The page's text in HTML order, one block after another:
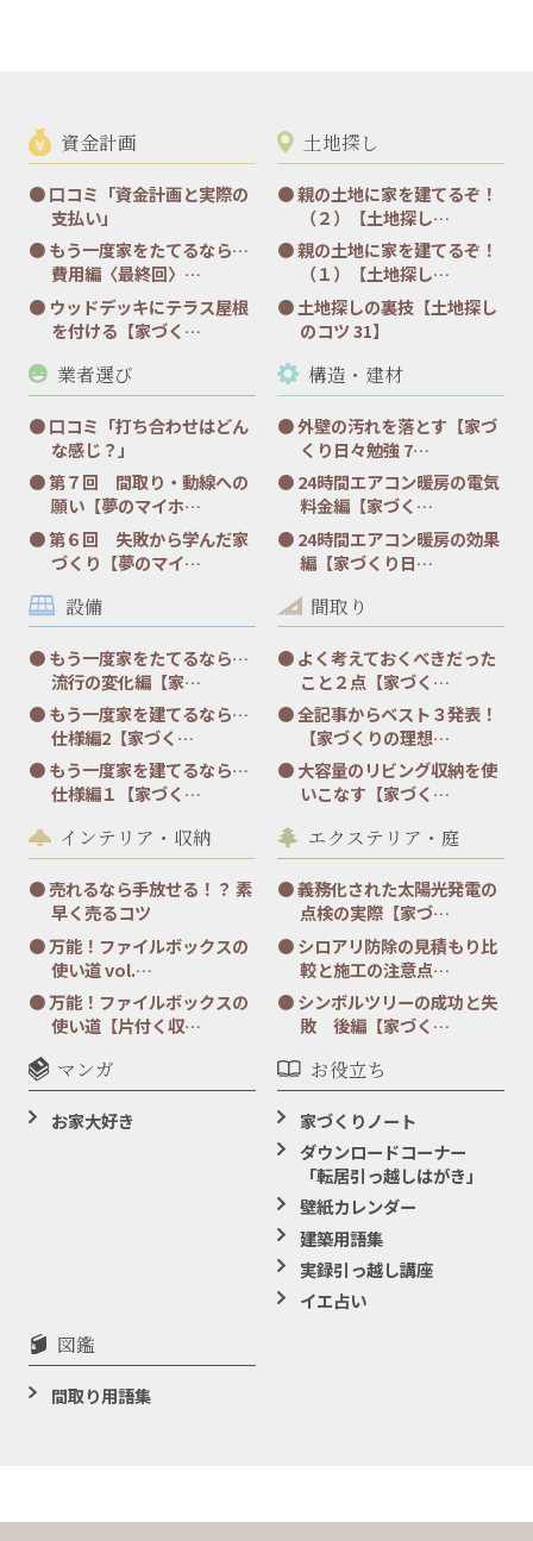
資金計画
口コミ「資金計画と実際の
支払い」
もう一度家をたてるなら…
費用編〈最終回〉…
ウッドデッキにテラス屋根
を付ける【家づく…
土地探し
親の土地に家を建てるぞ！
（２）【土地探し…
親の土地に家を建てるぞ！
（１）【土地探し…
土地探しの裏技【土地探し
のコツ 31】
業者選び
口コミ「打ち合わせはどん
な感じ？」
第７回 間取り・動線への
願い【夢のマイホ…
第６回 失敗から学んだ家
づくり【夢のマイ…
構造・建材
外壁の汚れを落とす【家づ
くり日々勉強 7…
24時間エアコン暖房の電気
料金編【家づく…
24時間エアコン暖房の効果
編【家づくり日…
設備
もう一度家をたてるなら…
流行の変化編【家…
もう一度家を建てるなら…
仕様編2【家づく…
もう一度家を建てるなら…
仕様編１【家づく…
間取り
よく考えておくべきだった
こと２点【家づく…
全記事からベスト３発表！
【家づくりの理想…
大容量のリビング収納を使
いこなす【家づく…
インテリア・収納
売れるなら手放せる！？ 素
早く売るコツ
万能！ファイルボックスの
使い道 vol.…
万能！ファイルボックスの
使い道【片付く収…
エクステリア・庭
義務化された太陽光発電の
点検の実際【家づ…
シロアリ防除の見積もり比
較と施工の注意点…
シンボルツリーの成功と失
敗 後編【家づく…
マンガ
お家大好き
お役立ち
家づくりノート
ダウンロードコーナー
「転居引っ越しはがき」
壁紙カレンダー
建築用語集
実録引っ越し講座
イエ占い
図鑑
間取り用語集